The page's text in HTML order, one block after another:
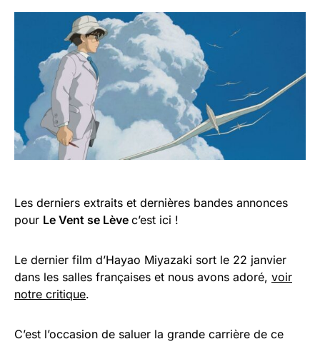
Les derniers extraits et dernières bandes annonces
pour Le Vent se Lève c’est ici !
Le dernier film d’Hayao Miyazaki sort le 22 janvier
dans les salles françaises et nous avons adoré, voir
notre critique.
C’est l’occasion de saluer la grande carrière de ce